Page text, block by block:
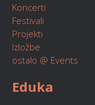
Koncerti
Festivali
Projekti
Izložbe
ostalo @ Events
Eduka